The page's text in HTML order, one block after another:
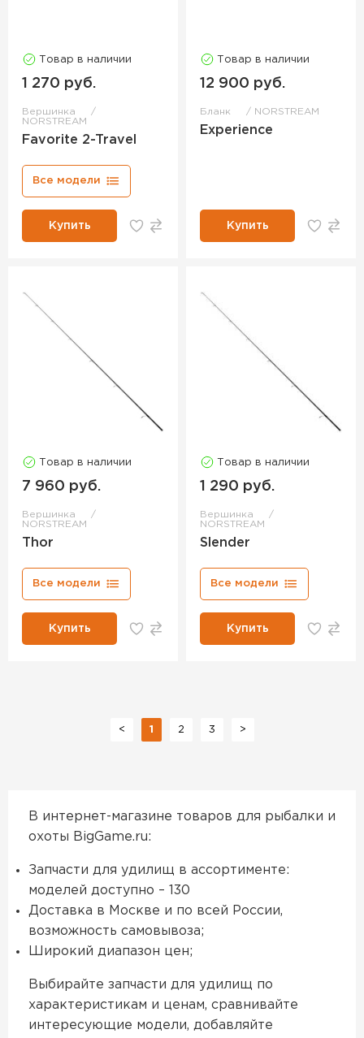
Товар в наличии
1 270 руб.
Вершинка
NORSTREAM
Favorite 2-Travel
Все модели
Купить
Товар в наличии
12 900 руб.
Бланк NORSTREAM
Experience
Купить
Товар в наличии
7 960 руб.
Вершинка
NORSTREAM
Thor
Все модели
Купить
Товар в наличии
1 290 руб.
Вершинка
NORSTREAM
Slender
Все модели
Купить
< 1 2 3 >
В интернет-магазине товаров для рыбалки и
охоты BigGame.ru:
Запчасти для удилищ в ассортименте:
моделей доступно – 130
Доставка в Москве и по всей России,
возможность самовывоза;
Широкий диапазон цен;
Выбирайте запчасти для удилищ по
характеристикам и ценам, сравнивайте
интересующие модели, добавляйте